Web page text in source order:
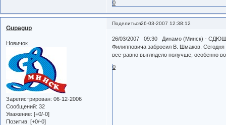
0
Поделиться26-03-2007 12:38:12
Gupagup
Новичок
Зарегистрирован: 06-12-2006
Сообщений: 32
Уважение: [+0/-0]
Позитив: [+0/-0]
26/03/2007 09:30 Динамо (Минск) -
Филипповича забросил В. Шмаков.
все-равно выглядело получше, особенно
0